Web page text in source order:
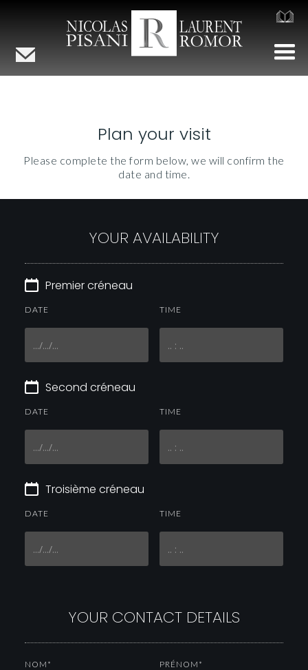
Plan your visit
Please complete the form below, we will confirm the
date and time.
YOUR AVAILABILITY
Premier créneau
DATE TIME
Second créneau
DATE TIME
Troisième créneau
DATE TIME
YOUR CONTACT DETAILS
NOM* PRÉNOM*